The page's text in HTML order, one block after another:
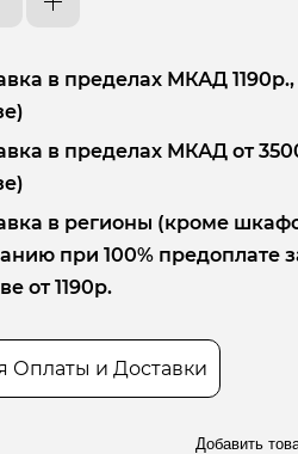
в пределах МКАД
в пределах МКАД от
в регионы (кроме
при 100% предоплате
от 1190р.
Оплаты и Доставки
Добавить